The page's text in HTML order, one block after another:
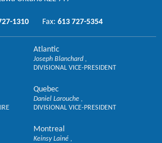
1310 Fax: 613 727-5354
Atlantic
Joseph Blanchard
DIVISIONAL VICE-PRESIDENT
Quebec
Daniel Larouche
DIVISIONAL VICE-PRESIDENT
Montreal
Keinsy Lainé